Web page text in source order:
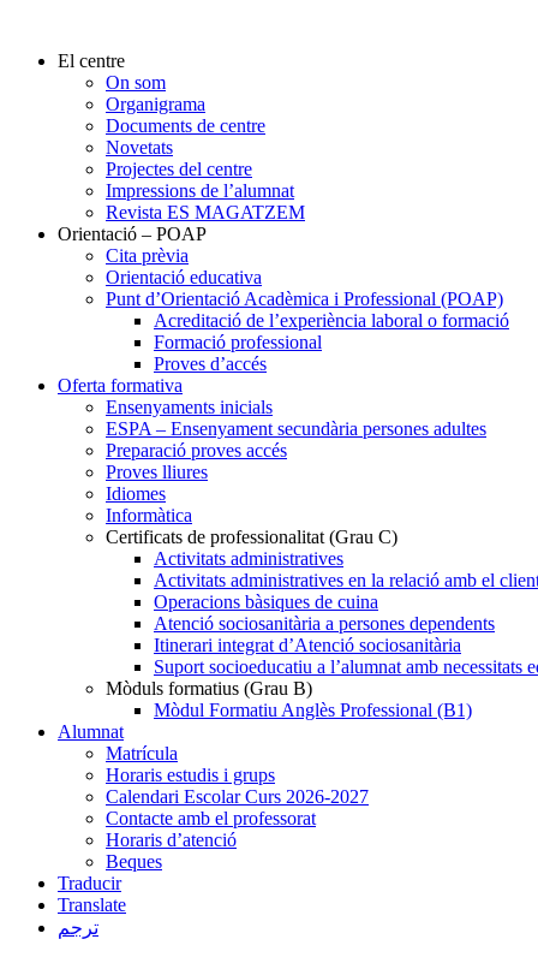
El centre
On som
Organigrama
Documents de centre
Novetats
Projectes del centre
Impressions de l’alumnat
Revista ES MAGATZEM
Orientació – POAP
Cita prèvia
Orientació educativa
Punt d’Orientació Acadèmica i Professional (POAP)
Acreditació de l’experiència laboral o formació
Formació professional
Proves d’accés
Oferta formativa
Ensenyaments inicials
ESPA – Ensenyament secundària persones adultes
Preparació proves accés
Proves lliures
Idiomes
Informàtica
Certificats de professionalitat (Grau C)
Activitats administratives
Activitats administratives en la relació amb el
Operacions bàsiques de cuina
Atenció sociosanitària a persones dependents
Itinerari integrat d’Atenció sociosanitària
Suport socioeducatiu a l’alumnat amb necessitats
Mòduls formatius (Grau B)
Mòdul Formatiu Anglès Professional (B1)
Alumnat
Matrícula
Horaris estudis i grups
Calendari Escolar Curs 2026-2027
Contacte amb el professorat
Horaris d’atenció
Beques
Traducir
Translate
ترجم